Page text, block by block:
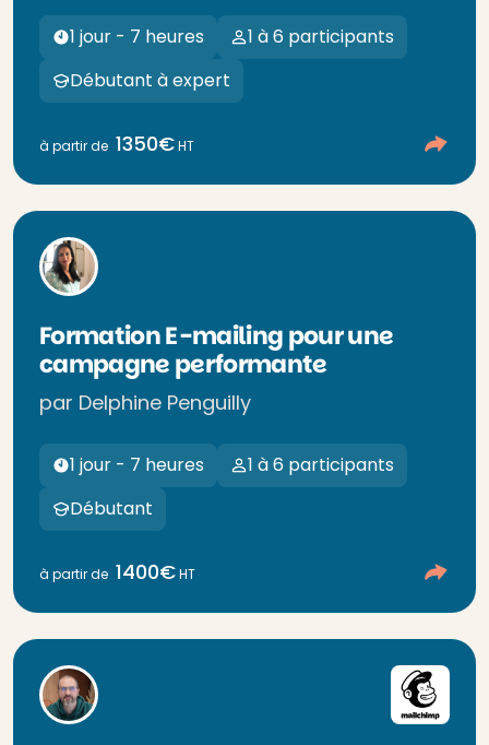
1 jour - 7 heures
1 à 6 participants
Débutant à expert
à partir de 1350€HT
Formation E-mailing pour une
campagne performante
par Delphine Penguilly
1 jour - 7 heures
1 à 6 participants
Débutant
à partir de 1400€HT